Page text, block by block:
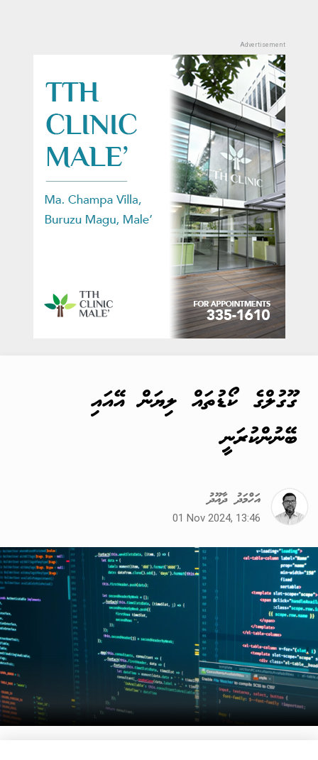
ގޫގުލްގެ ކޯޑުތައް ލިޔަން އޭއައި
ބޭނުންކުރަނީ
އަހްމަދު ދާއޫދު
01 Nov 2024, 13:46